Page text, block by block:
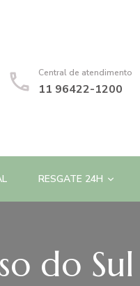
Central de atendimento
11 96422-1200
RESGATE 24H
do Sul